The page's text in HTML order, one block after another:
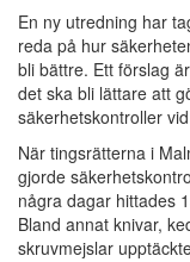
En ny utredning har
reda på hur
bli bättre. Ett förslag
det ska bli lättare att
säkerhetskontroller
När tingsrätterna i
gjorde
några dagar hittades
Bland annat knivar,
skruvmejslar